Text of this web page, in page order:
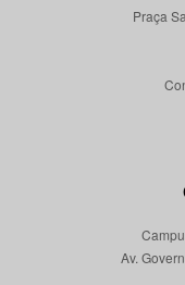
Praça
Av.